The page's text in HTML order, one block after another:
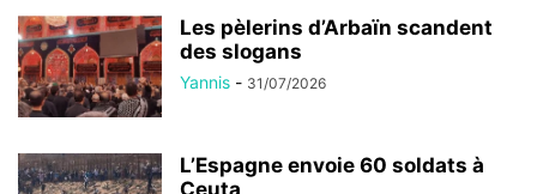
Les pèlerins d’Arbaïn scandent
des slogans
Yannis - 31/07/2026
L’Espagne envoie 60 soldats à
Ceuta